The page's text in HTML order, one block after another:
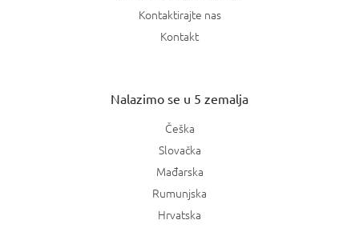
Kontaktirajte nas
Kontakt
Nalazimo se u 5 zemalja
Češka
Slovačka
Mađarska
Rumunjska
Hrvatska